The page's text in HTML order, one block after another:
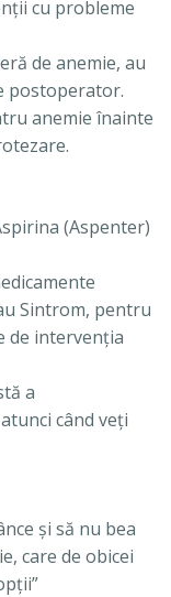
cu probleme
de anemie, au
postoperator.
anemie înainte
(Aspenter)
Sintrom, pentru
de intervenţia
a
când veţi
şi să nu bea
care de obicei